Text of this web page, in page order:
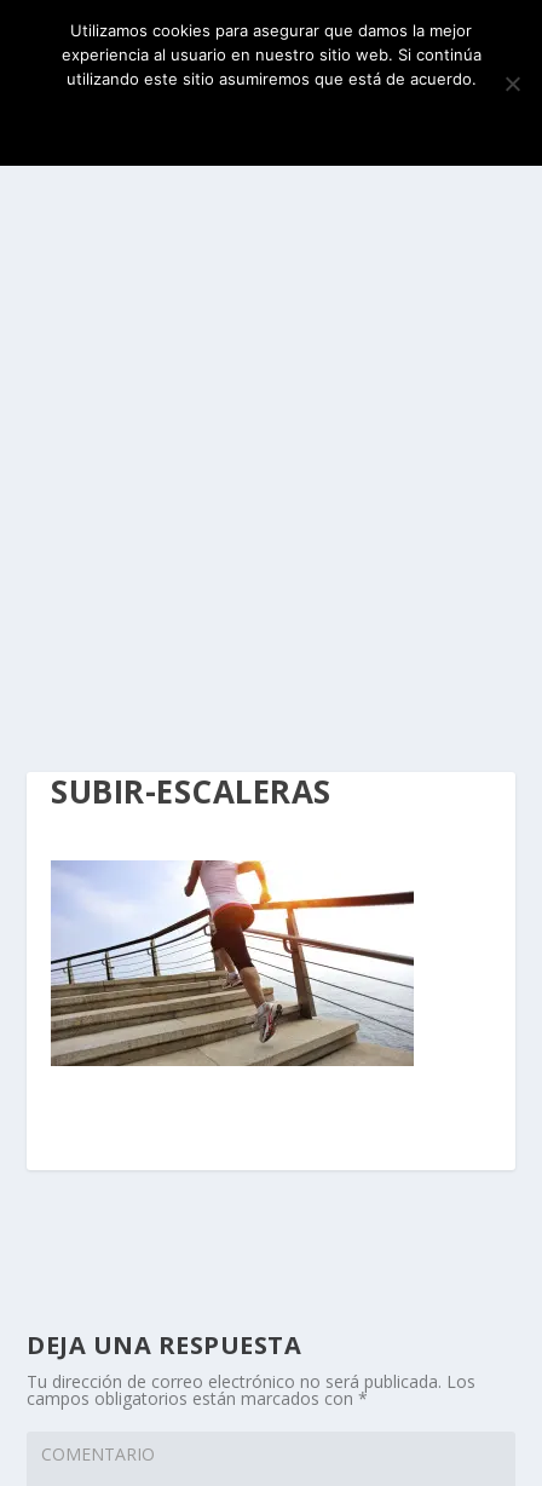
SUBIR-ESCALERAS
DEJA UNA RESPUESTA
Tu dirección de correo electrónico no será publicada. Los
campos obligatorios están marcados con*
Utilizamos cookies para asegurar que damos la mejor
experiencia al usuario en nuestro sitio web. Si continúa
utilizando este sitio asumiremos que está de acuerdo.